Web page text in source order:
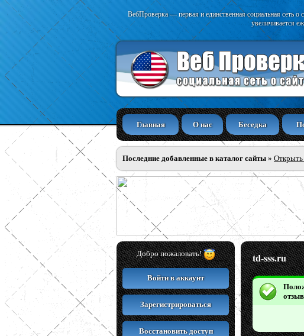
ВебПроверка — первая и единственная социальная сеть
увеличивается
Главная О нас Беседка
Последние добавленные в каталог сайты » Открыть
Добро пожаловать!
Войти в аккаунт
Зарегистрироваться
Восстановить доступ
td-sss.ru